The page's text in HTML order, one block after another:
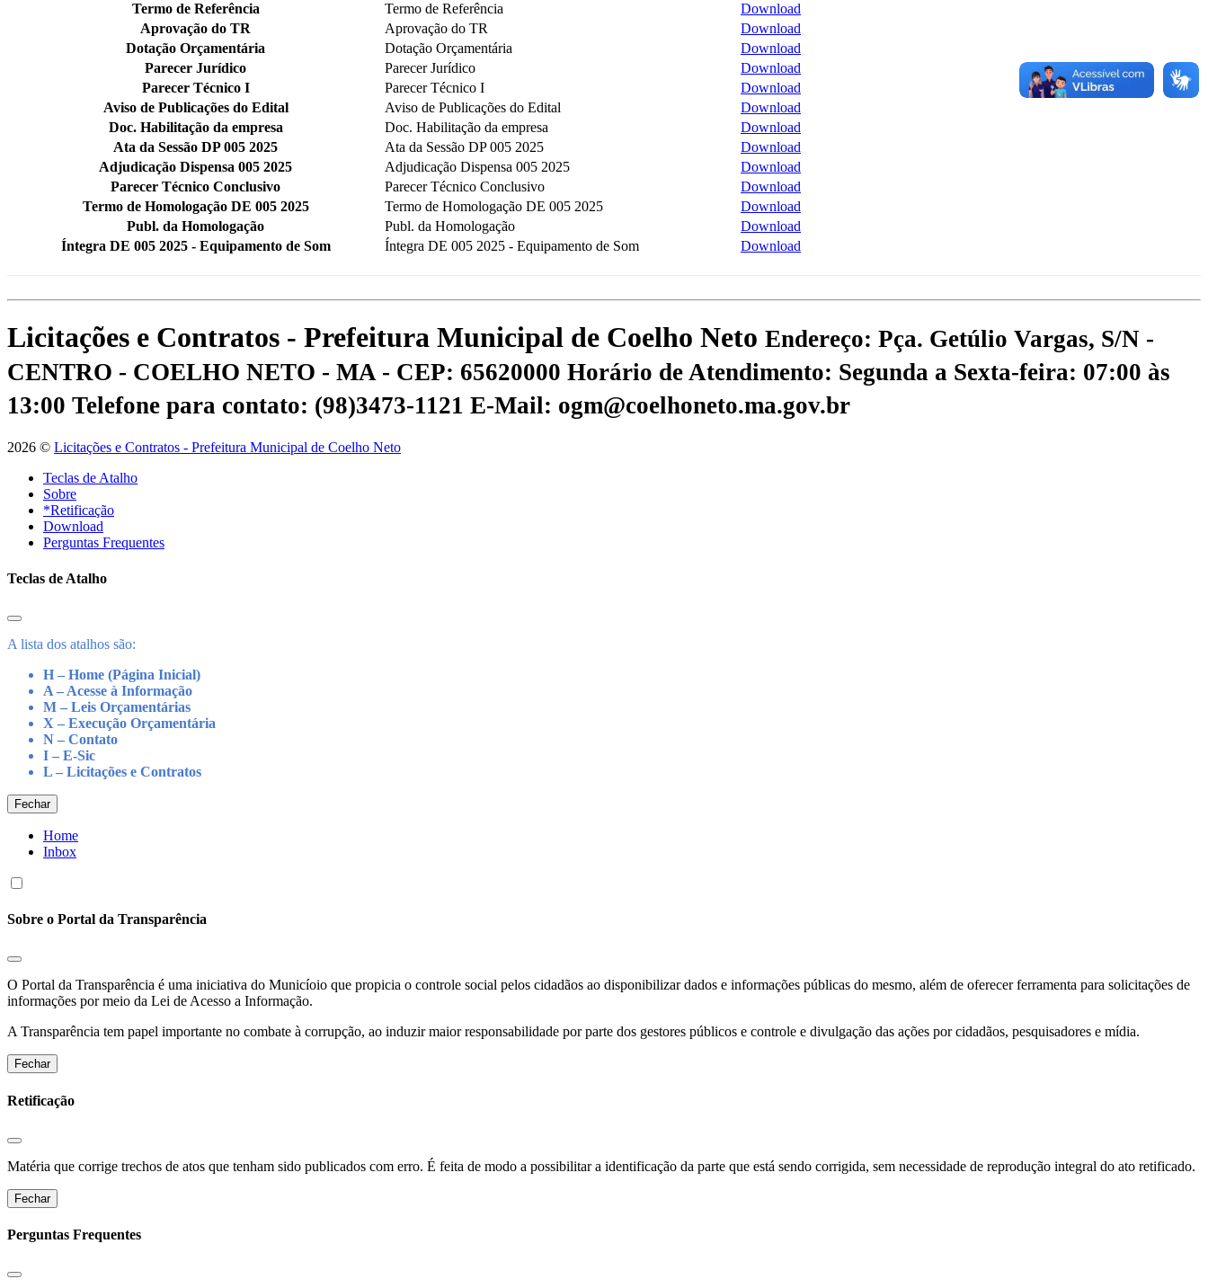
Termo de Referência
Termo de Referência
Download
Aprovação do TR
Aprovação do TR
Download
Dotação Orçamentária
Dotação Orçamentária
Download
Parecer Jurídico
Parecer Jurídico
Download
Parecer Técnico I
Parecer Técnico I
Download
Aviso de Publicações do Edital
Aviso de Publicações do Edital
Download
Doc. Habilitação da empresa
Doc. Habilitação da empresa
Download
Ata da Sessão DP 005 2025
Ata da Sessão DP 005 2025
Download
Adjudicação Dispensa 005 2025
Adjudicação Dispensa 005 2025
Download
Parecer Técnico Conclusivo
Parecer Técnico Conclusivo
Download
Termo de Homologação DE 005 2025
Termo de Homologação DE 005 2025
Download
Publ. da Homologação
Publ. da Homologação
Download
Íntegra DE 005 2025 - Equipamento de Som
Íntegra DE 005 2025 - Equipamento de Som Download
Licitações e Contratos - Prefeitura Municipal de Coelho Neto Endereço: Pça. Getúlio Vargas, S/N -
CENTRO - COELHO NETO - MA - CEP: 65620000 Horário de Atendimento: Segunda a Sexta-feira: 07:00 às
13:00 Telefone para contato: (98)3473-1121 E-Mail: ogm@coelhoneto.ma.gov.br
2026 © Licitações e Contratos - Prefeitura Municipal de Coelho Neto
Teclas de Atalho
Sobre
*Retificação
Download
Perguntas Frequentes
Teclas de Atalho
A lista dos atalhos são:
H – Home (Página Inicial)
A – Acesse à Informação
M – Leis Orçamentárias
X – Execução Orçamentária
N – Contato
I – E-Sic
L – Licitações e Contratos
Fechar
Home
Inbox
Sobre o Portal da Transparência
O Portal da Transparência é uma iniciativa do Municíoio que propicia o controle social pelos cidadãos ao disponibilizar dados e informações públicas do mesmo, além de oferecer ferramenta para solicitações de
informações por meio da Lei de Acesso a Informação.
A Transparência tem papel importante no combate à corrupção, ao induzir maior responsabilidade por parte dos gestores públicos e controle e divulgação das ações por cidadãos, pesquisadores e mídia.
Fechar
Retificação
Matéria que corrige trechos de atos que tenham sido publicados com erro. É feita de modo a possibilitar a identificação da parte que está sendo corrigida, sem necessidade de reprodução integral do ato retificado.
Fechar
Perguntas Frequentes